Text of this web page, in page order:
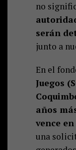
no
serán
junto a
En el
Juegos
años
vence en
una